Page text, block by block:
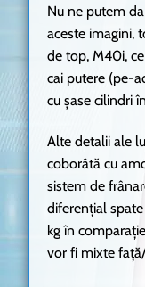
Nu ne putem
aceste imagini,
de top, M40i,
cai putere (pe-
cu șase cilindri
Alte detalii ale
coborâtă cu
sistem de
diferențial
kg în
vor fi mixte